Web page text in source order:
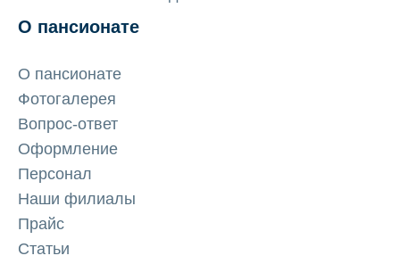
О пансионате
О пансионате
Фотогалерея
Вопрос-ответ
Оформление
Персонал
Наши филиалы
Прайс
Статьи